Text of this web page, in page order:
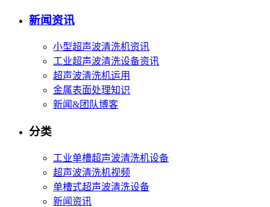
新闻资讯
小型超声波清洗机资讯
工业超声波清洗设备资讯
超声波清洗机运用
金属表面处理知识
新闻&团队博客
分类
工业单槽超声波清洗机设备
超声波清洗机视频
单槽式超声波清洗设备
新闻资讯